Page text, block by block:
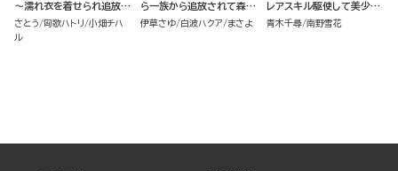
～濡れ衣を着せられ追放さ
れましたが、二人の女神と
新生活を送ります～ コミッ
さとう 匈歌ハトリ 小畑チハ
ル
ら一族から追放されて森に
捨てられました そのまま
伊草さゆ 白波ハクア まさよ
レアスキル駆使して美少女
軍団を育成中！ コミック版
青木千尋 南野雪花